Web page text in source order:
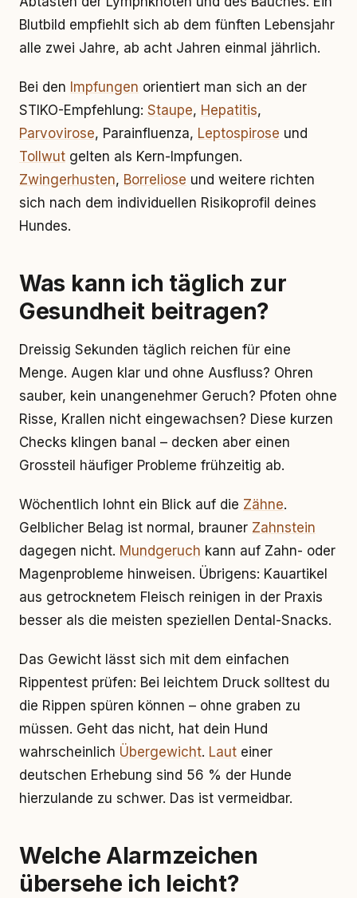
Blutbild empfiehlt sich ab dem fünften Lebensjahr
alle zwei Jahre, ab acht Jahren einmal jährlich.
Bei den Impfungen orientiert man sich an der
STIKO-Empfehlung: Staupe, Hepatitis,
Parvovirose, Parainfluenza, Leptospirose und
Tollwut gelten als Kern-Impfungen.
Zwingerhusten, Borreliose und weitere richten
sich nach dem individuellen Risikoprofil deines
Hundes.
Was kann ich täglich zur
Gesundheit beitragen?
Dreissig Sekunden täglich reichen für eine
Menge. Augen klar und ohne Ausfluss? Ohren
sauber, kein unangenehmer Geruch? Pfoten ohne
Risse, Krallen nicht eingewachsen? Diese kurzen
Checks klingen banal – decken aber einen
Grossteil häufiger Probleme frühzeitig ab.
Wöchentlich lohnt ein Blick auf die Zähne.
Gelblicher Belag ist normal, brauner Zahnstein
dagegen nicht. Mundgeruch kann auf Zahn- oder
Magenprobleme hinweisen. Übrigens: Kauartikel
aus getrocknetem Fleisch reinigen in der Praxis
besser als die meisten speziellen Dental-Snacks.
Das Gewicht lässt sich mit dem einfachen
Rippentest prüfen: Bei leichtem Druck solltest du
die Rippen spüren können – ohne graben zu
müssen. Geht das nicht, hat dein Hund
wahrscheinlich Übergewicht. Laut einer
deutschen Erhebung sind 56 % der Hunde
hierzulande zu schwer. Das ist vermeidbar.
Welche Alarmzeichen
übersehe ich leicht?